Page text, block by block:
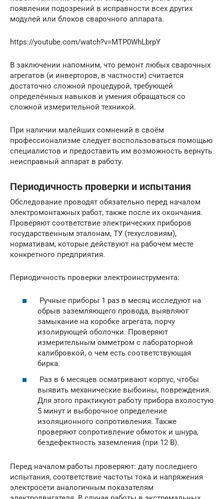
появлении подозрений в исправности всех других
модулей или блоков сварочного аппарата.
https://youtube.com/watch?v=MTP0WhLbrpY
В заключении напомним, что ремонт любых сварочных
агрегатов (и инверторов, в частности) считается
достаточно сложной процедурой, требующей
определённых навыков и умения обращаться со
сложной измерительной техникой.
При наличии малейших сомнений в своём
профессионализме следует воспользоваться помощью
специалистов и предоставить им возможность вернуть
неисправный аппарат в работу.
Периодичность проверки и испытания
Обследование проводят обязательно перед началом
электромонтажных работ, также после их окончания.
Проверяют соответствие электрических приборов
государственным эталонам, ТУ (техусловиям),
нормативам, которые действуют на рабочем месте
конкретного предприятия.
Периодичность проверки электроинструмента:
Ручные приборы 1 раз в месяц исследуют на
обрыв заземляющего провода, выявляют
замыкание на коробке агрегата, порчу
изолирующей оболочки. Проверяют
измерительным омметром с лабораторной
калибровкой, о чем есть соответствующая
бирка.
Раз в 6 месяцев осматривают корпус, чтобы
выявить механические выбоины, повреждения.
Для этого практикуют работу прибора вхолостую
5 минут и выборочное определение
изоляционного сопротивления. Также
проверяют сопротивление обмоток и шнура,
бездефектность заземления (при 12 В).
Перед началом работы проверяют: дату последнего
испытания, соответствие частоты тока и напряжения
электросети аналогичным показателям